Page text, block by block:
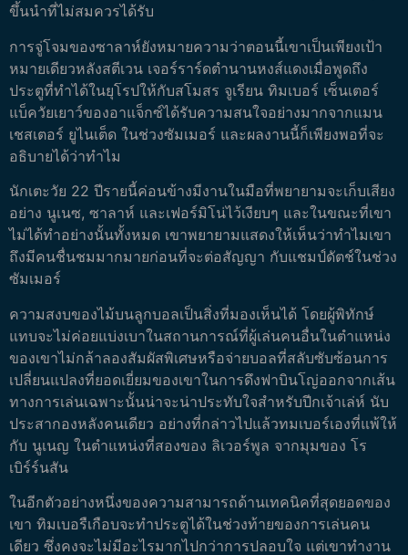
ขึ้นนำที่ไม่สมควรได้รับ
การจู่โจมของซาลาห์ยังหมายความว่าตอนนี้เขาเป็นเพียงเป้า
หมายเดียวหลังสตีเวน เจอร์ราร์ดตำนานหงส์แดงเมื่อพูดถึง
ประตูที่ทำได้ในยุโรปให้กับสโมสร จูเรียน ทิมเบอร์ เซ็นเตอร์
แบ็ควัยเยาว์ของอาแจ็กซ์ได้รับความสนใจอย่างมากจากแมน
เชสเตอร์ ยูไนเต็ด ในช่วงซัมเมอร์ และผลงานนี้ก็เพียงพอที่จะ
อธิบายได้ว่าทำไม
นักเตะวัย 22 ปีรายนี้ค่อนข้างมีงานในมือที่พยายามจะเก็บเสียง
อย่าง นูเนซ, ซาลาห์ และเฟอร์มิโน่ไว้เงียบๆ และในขณะที่เขา
ไม่ได้ทำอย่างนั้นทั้งหมด เขาพยายามแสดงให้เห็นว่าทำไมเขา
ถึงมีคนชื่นชมมากมายก่อนที่จะต่อสัญญา กับแชมป์ดัตช์ในช่วง
ซัมเมอร์
ความสงบของไม้บนลูกบอลเป็นสิ่งที่มองเห็นได้ โดยผู้พิทักษ์
แทบจะไม่ค่อยแบ่งเบาในสถานการณ์ที่ผู้เล่นคนอื่นในตำแหน่ง
ของเขาไม่กล้าลองสัมผัสพิเศษหรือจ่ายบอลที่สลับซับซ้อนการ
เปลี่ยนแปลงที่ยอดเยี่ยมของเขาในการดึงฟาบินโญ่ออกจากเส้น
ทางการเล่นเฉพาะนั้นน่าจะน่าประทับใจสำหรับปีกเจ้าเล่ห์ นับ
ประสากองหลังคนเดียว อย่างที่กล่าวไปแล้วทมเบอร์เองที่แพ้ให้
กับ นูเนญ ในตำแหน่งที่สองของ ลิเวอร์พูล จากมุมของ โร
เบิร์ร์นสัน
ในอีกตัวอย่างหนึ่งของความสามารถด้านเทคนิคที่สุดยอดของ
เขา ทิมเบอรืเกือบจะทำประตูได้ในช่วงท้ายของการเล่นคน
เดียว ซึ่งคงจะไม่มีอะไรมากไปกว่าการปลอบใจ แต่เขาทำงาน